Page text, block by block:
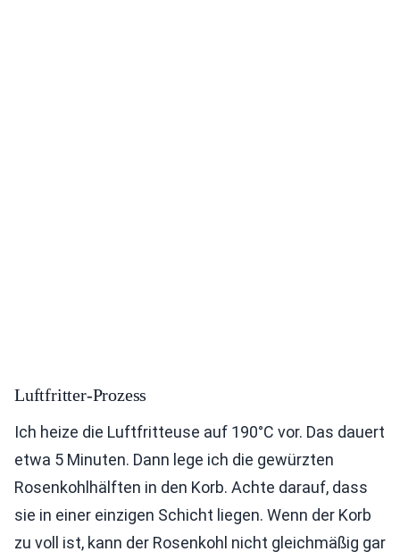
Luftfritter-Prozess
Ich heize die Luftfritteuse auf 190°C vor. Das dauert
etwa 5 Minuten. Dann lege ich die gewürzten
Rosenkohlhälften in den Korb. Achte darauf, dass
sie in einer einzigen Schicht liegen. Wenn der Korb
zu voll ist, kann der Rosenkohl nicht gleichmäßig gar